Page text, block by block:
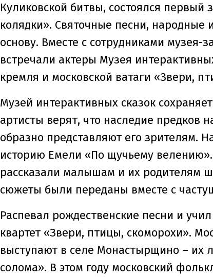
Куликовской битвы, состоялся
колядки». Святочные песни, народные
основу. Вместе с сотрудниками музея-
встречали актеры Музея
кремля и московской ватаги «Звери,
Музей интерактивных сказок
артисты верят, что наследие предков
образно представляют его зрителям.
историю Емели «По щучьему
рассказали малышам и их родителям
сюжеты были переданы вместе с
Распевал рождественские песни и
квартет «Звери, птицы, скоморохи».
выступают в селе Монастырщино – их
солома». В этом году московский